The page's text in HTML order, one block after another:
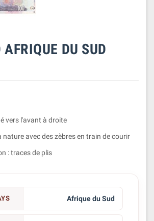
DU SUD
vers l'avant à droite
nature avec des zèbres en train de courir
: traces de plis
Afrique du Sud